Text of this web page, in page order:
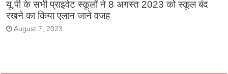
यू.पी के सभी प्राइवेट स्कूलों ने 8 अगस्त 2023 को स्कूल बंद
रखने का किया एलान जाने वजह
August 7, 2023